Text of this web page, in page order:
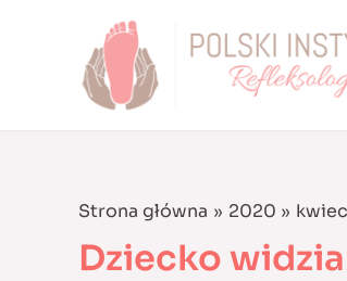
Strona główna 2020
Dziecko